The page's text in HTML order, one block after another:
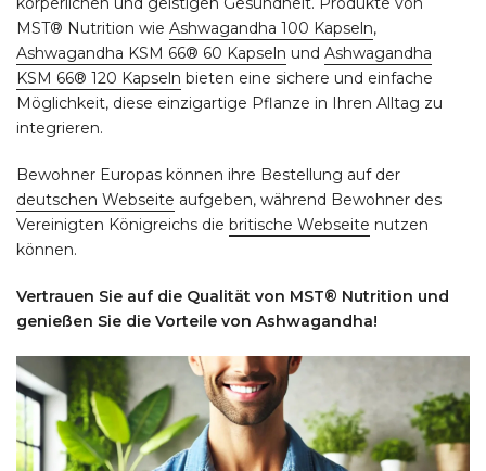
MST® Nutrition wie Ashwagandha 100 Kapseln,
Ashwagandha KSM 66® 60 Kapseln und Ashwagandha
KSM 66® 120 Kapseln bieten eine sichere und einfache
Möglichkeit, diese einzigartige Pflanze in Ihren Alltag zu
integrieren.
Bewohner Europas können ihre Bestellung auf der
deutschen Webseite aufgeben, während Bewohner des
Vereinigten Königreichs die britische Webseite nutzen
können.
Vertrauen Sie auf die Qualität von MST® Nutrition und
genießen Sie die Vorteile von Ashwagandha!